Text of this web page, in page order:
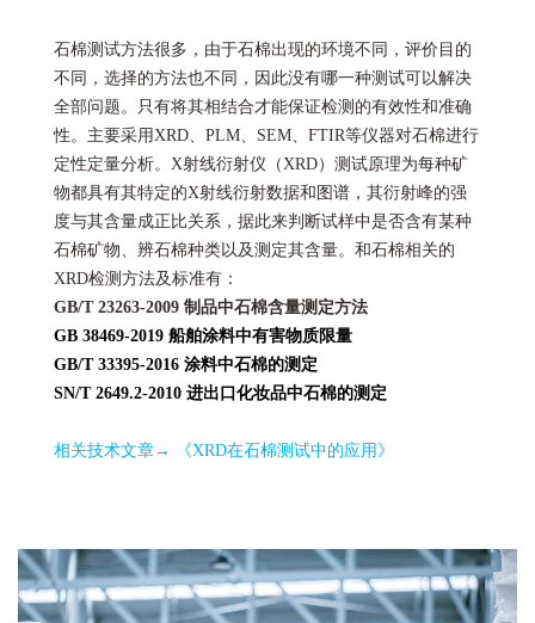
石棉测试方法很多，由于石棉出现的环境不同，评价目的
不同，选择的方法也不同，因此没有哪一种测试可以解决
全部问题。只有将其相结合才能保证检测的有效性和准确
性。主要采用XRD、PLM、SEM、FTIR等仪器对石棉进行
定性定量分析。X射线衍射仪（XRD）测试原理为每种矿
物都具有其特定的X射线衍射数据和图谱，其衍射峰的强
度与其含量成正比关系，据此来判断试样中是否含有某种
石棉矿物、 辨石棉种类以及测定其含量。和石棉相关的
XRD检测方法及标准有：
GB/T 23263-2009 制品中石棉含量测定方法
GB 38469-2019 船舶涂料中有害物质限量
GB/T 33395-2016 涂料中石棉的测定
SN/T 2649.2-2010 进出口化妆品中石棉的测定
相关技术文章→ 《XRD在石棉测试中的应用》